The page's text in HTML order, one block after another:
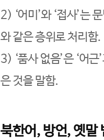
2) ‘어미’와 ‘접사’는
와 같은 층위로 처리함.
3) ‘품사 없음’은 ‘어
은 것을 말함.
북한어, 방언, 옛말